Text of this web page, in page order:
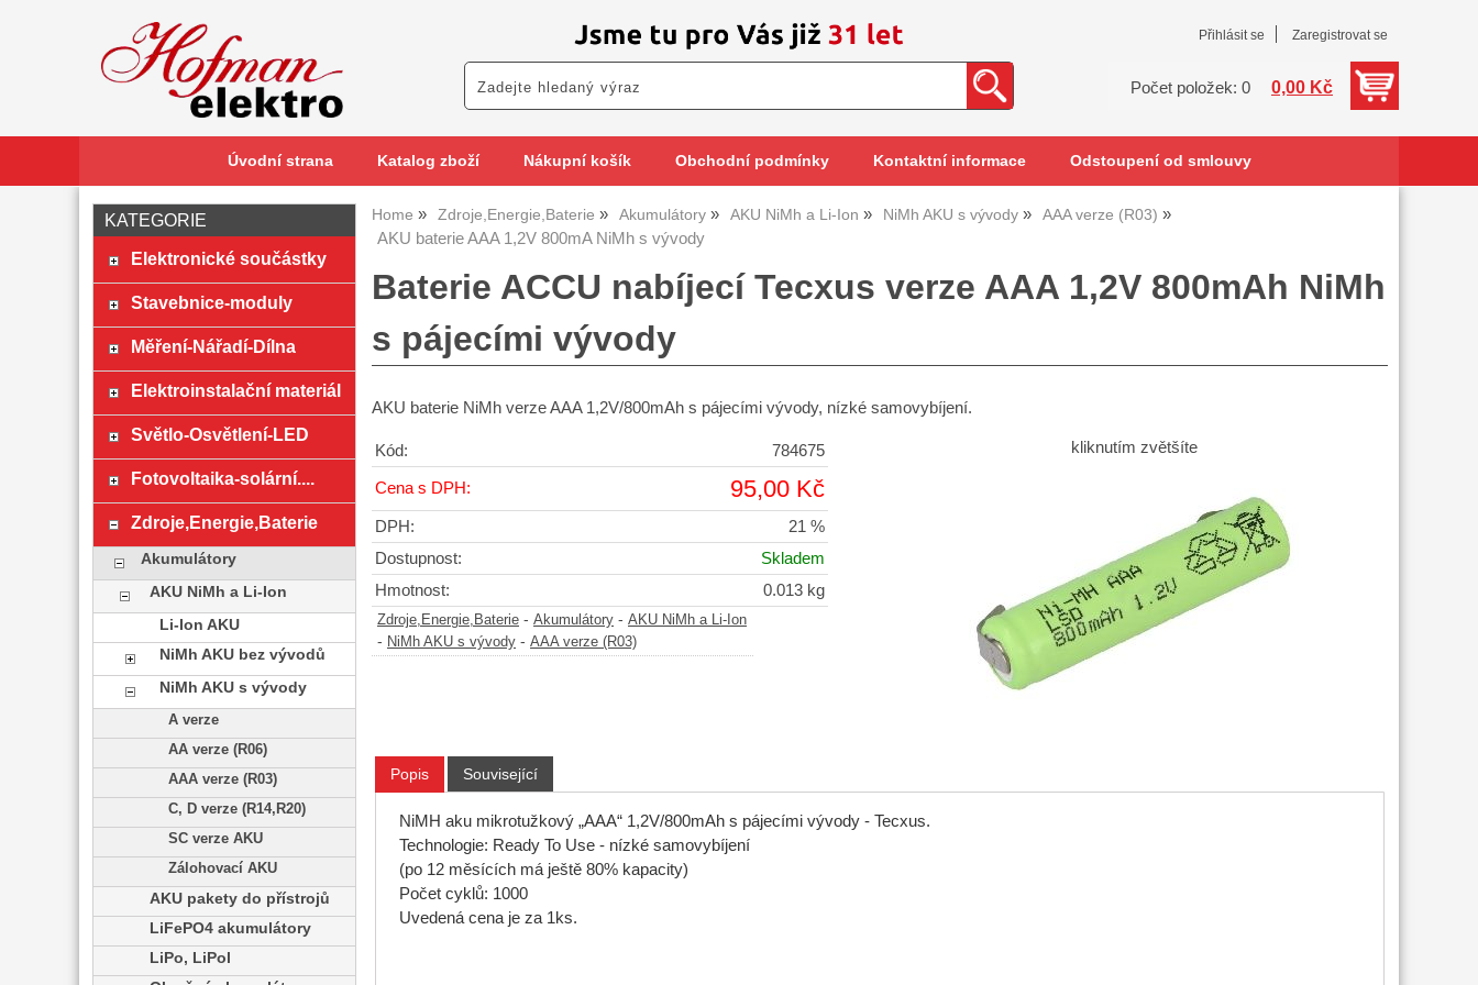
Přihlásit se Zaregistrovat se
Počet položek: 0 0,00 Kč
Úvodní strana Katalog zboží Nákupní košík Obchodní podmínky Kontaktní informace Odstoupení od smlouvy
Home Zdroje,Energie,Baterie Akumulátory AKU NiMh a Li-Ion NiMh AKU s vývody AAA verze (R03)
AKU baterie AAA 1,2V 800mA NiMh s vývody
Baterie ACCU nabíjecí Tecxus verze AAA 1,2V 800mAh NiMh
s pájecími vývody
AKU baterie NiMh verze AAA 1,2V/800mAh s pájecími vývody, nízké samovybíjení.
kliknutím zvětšíte
Kód: 784675
Cena s DPH: 95,00 Kč
DPH:
21 %
Dostupnost:
Skladem
Hmotnost:
0.013 kg
Zdroje,Energie,Baterie - Akumulátory - AKU NiMh a Li-Ion
- NiMh AKU s vývody - AAA verze (R03)
Popis Související
NiMH aku mikrotužkový „AAA“ 1,2V/800mAh s pájecími vývody - Tecxus.
Technologie: Ready To Use - nízké samovybíjení
(po 12 měsících má ještě 80% kapacity)
Počet cyklů: 1000
Uvedená cena je za 1ks.
KATEGORIE
Elektronické součástky
Stavebnice-moduly
Měření-Nářadí-Dílna
Elektroinstalační materiál
Světlo-Osvětlení-LED
Fotovoltaika-solární....
Zdroje,Energie,Baterie
Akumulátory
AKU NiMh a Li-Ion
Li-Ion AKU
NiMh AKU bez vývodů
NiMh AKU s vývody
A verze
AA verze (R06)
AAA verze (R03)
C, D verze (R14,R20)
SC verze AKU
Zálohovací AKU
AKU pakety do přístrojů
LiFePO4 akumulátory
LiPo, LiPol